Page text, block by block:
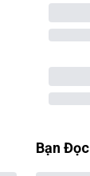
Bạn Đọc